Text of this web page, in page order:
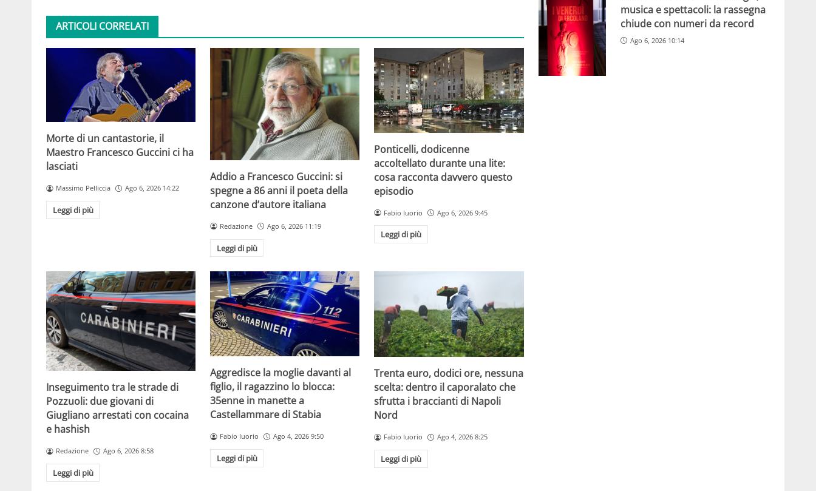
ARTICOLI CORRELATI
Morte di un cantastorie, il
Maestro Francesco Guccini ci ha
lasciati
Massimo Pelliccia Ago 6, 2026 14:22
Leggi di più
Addio a Francesco Guccini: si
spegne a 86 anni il poeta della
canzone d’autore italiana
Redazione Ago 6, 2026 11:19
Leggi di più
Ponticelli, dodicenne
accoltellato durante una lite:
cosa racconta davvero questo
episodio
Fabio Iuorio Ago 6, 2026 9:45
Leggi di più
Inseguimento tra le strade di
Pozzuoli: due giovani di
Giugliano arrestati con cocaina
e hashish
Redazione Ago 6, 2026 8:58
Leggi di più
Aggredisce la moglie davanti al
figlio, il ragazzino lo blocca:
35enne in manette a
Castellammare di Stabia
Fabio Iuorio Ago 4, 2026 9:50
Leggi di più
Trenta euro, dodici ore, nessuna
scelta: dentro il caporalato che
sfrutta i braccianti di Napoli
Nord
Fabio Iuorio Ago 4, 2026 8:25
Leggi di più
musica e spettacoli: la rassegna
chiude con numeri da record
Ago 6, 2026 10:14